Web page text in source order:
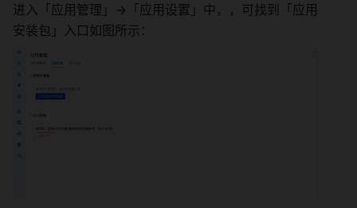
进入「应用管理」->「应用设置」中，，可找到「应用
安装包」入口如图所示：